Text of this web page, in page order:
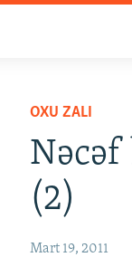
OXU ZALI
Nəcəf
(2)
Mart 19, 2011